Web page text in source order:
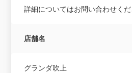
詳細についてはお問い合わせく
店舗名
グランダ吹上